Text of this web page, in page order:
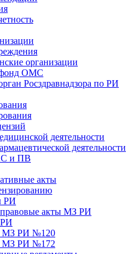
организации
фонд ОМС
Росздравнадзора по РИ
деятельности
деятельности
и ПВ
акты
РИ
акты МЗ РИ
МЗ РИ №120
МЗ РИ №172